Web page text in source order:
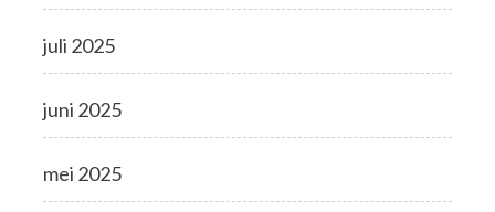
juli 2025
juni 2025
mei 2025